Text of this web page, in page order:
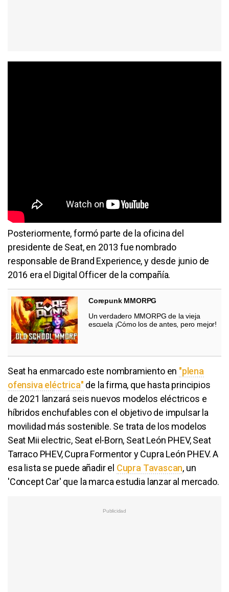
Posteriormente, formó parte de la oficina del
presidente de Seat, en 2013 fue nombrado
responsable de Brand Experience, y desde junio de
2016 era el Digital Officer de la compañía.
Corepunk MMORPG
Un verdadero MMORPG de la vieja
escuela ¡Cómo los de antes, pero mejor!
Seat ha enmarcado este nombramiento en "plena
ofensiva eléctrica" de la firma, que hasta principios
de 2021 lanzará seis nuevos modelos eléctricos e
híbridos enchufables con el objetivo de impulsar la
movilidad más sostenible. Se trata de los modelos
Seat Mii electric, Seat el-Born, Seat León PHEV, Seat
Tarraco PHEV, Cupra Formentor y Cupra León PHEV. A
esa lista se puede añadir el Cupra Tavascan, un
'Concept Car' que la marca estudia lanzar al mercado.